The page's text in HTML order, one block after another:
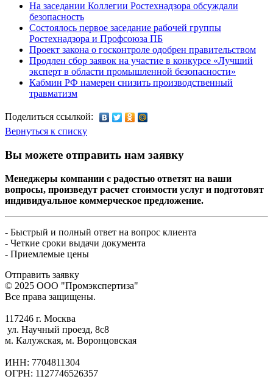
На заседании Коллегии Ростехнадзора обсуждали
безопасность
Состоялось первое заседание рабочей группы
Ростехнадзора и Профсоюза ПБ
Проект закона о госконтроле одобрен правительством
Продлен сбор заявок на участие в конкурсе «Лучший
эксперт в области промышленной безопасности»
Кабмин РФ намерен снизить производственный
травматизм
Поделиться ссылкой:
Вернуться к списку
Вы можете отправить нам заявку
Менеджеры компании с радостью ответят на ваши
вопросы, произведут расчет стоимости услуг и подготовят
индивидуальное коммерческое предложение.
- Быстрый и полный ответ на вопрос клиента
- Четкие сроки выдачи документа
- Приемлемые цены
Отправить заявку
© 2025 ООО "Промэкспертиза"
Все права защищены.
117246 г. Москва
ул. Научный проезд, 8с8
м. Калужская, м. Воронцовская
ИНН: 7704811304
ОГРН: 1127746526357